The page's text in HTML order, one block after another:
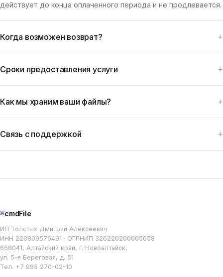
действует до конца оплаченного периода и не продлевается.
Когда возможен возврат?
Сроки предоставления услуги
Как мы храним ваши файлы?
Связь с поддержкой
⌘cmdFile
ИП Толстых Дмитрий Алексеевич
ИНН 220809576491 · ОГРНИП 326220200005658
658041, Алтайский край, г. Новоалтайск,
ул. 5-я Береговая, д. 51
Тел. +7 995 270-02-10